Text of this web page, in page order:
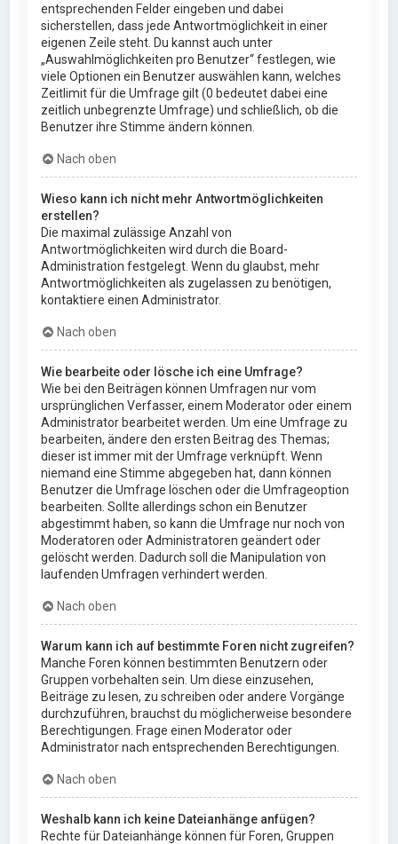
entsprechenden Felder eingeben und dabei
sicherstellen, dass jede Antwortmöglichkeit in einer
eigenen Zeile steht. Du kannst auch unter
„Auswahlmöglichkeiten pro Benutzer“ festlegen, wie
viele Optionen ein Benutzer auswählen kann, welches
Zeitlimit für die Umfrage gilt (0 bedeutet dabei eine
zeitlich unbegrenzte Umfrage) und schließlich, ob die
Benutzer ihre Stimme ändern können.
Nach oben
Wieso kann ich nicht mehr Antwortmöglichkeiten
erstellen?
Die maximal zulässige Anzahl von
Antwortmöglichkeiten wird durch die Board-
Administration festgelegt. Wenn du glaubst, mehr
Antwortmöglichkeiten als zugelassen zu benötigen,
kontaktiere einen Administrator.
Nach oben
Wie bearbeite oder lösche ich eine Umfrage?
Wie bei den Beiträgen können Umfragen nur vom
ursprünglichen Verfasser, einem Moderator oder einem
Administrator bearbeitet werden. Um eine Umfrage zu
bearbeiten, ändere den ersten Beitrag des Themas;
dieser ist immer mit der Umfrage verknüpft. Wenn
niemand eine Stimme abgegeben hat, dann können
Benutzer die Umfrage löschen oder die Umfrageoption
bearbeiten. Sollte allerdings schon ein Benutzer
abgestimmt haben, so kann die Umfrage nur noch von
Moderatoren oder Administratoren geändert oder
gelöscht werden. Dadurch soll die Manipulation von
laufenden Umfragen verhindert werden.
Nach oben
Warum kann ich auf bestimmte Foren nicht zugreifen?
Manche Foren können bestimmten Benutzern oder
Gruppen vorbehalten sein. Um diese einzusehen,
Beiträge zu lesen, zu schreiben oder andere Vorgänge
durchzuführen, brauchst du möglicherweise besondere
Berechtigungen. Frage einen Moderator oder
Administrator nach entsprechenden Berechtigungen.
Nach oben
Weshalb kann ich keine Dateianhänge anfügen?
Rechte für Dateianhänge können für Foren, Gruppen